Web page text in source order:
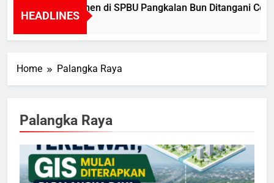
HEADLINES
Konsumen di SPBU Pangkalan Bun Ditangani Cepat,
Ago
Home Palangka Raya
Palangka Raya